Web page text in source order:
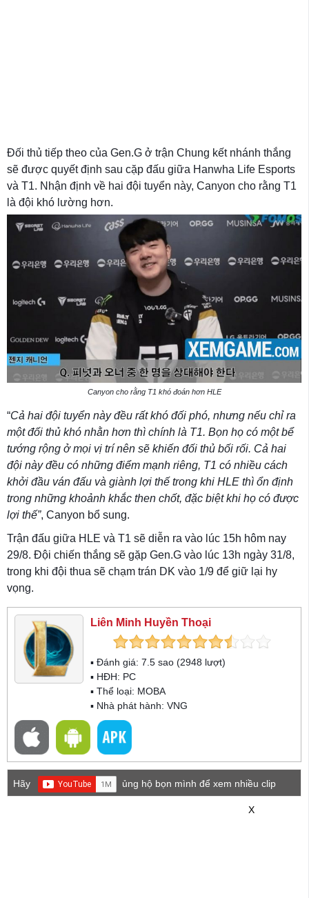
Đối thủ tiếp theo của Gen.G ở trận Chung kết nhánh thắng
sẽ được quyết định sau cặp đấu giữa Hanwha Life Esports
và T1. Nhận định về hai đội tuyển này, Canyon cho rằng T1
là đội khó lường hơn.
Canyon cho rằng T1 khó đoán hơn HLE
“Cả hai đội tuyển này đều rất khó đối phó, nhưng nếu chỉ ra
một đối thủ khó nhằn hơn thì chính là T1. Bọn họ có một bể
tướng rộng ở mọi vị trí nên sẽ khiến đối thủ bối rối. Cả hai
đội này đều có những điểm mạnh riêng, T1 có nhiều cách
khởi đầu ván đấu và giành lợi thế trong khi HLE thì ổn định
trong những khoảnh khắc then chốt, đặc biệt khi họ có được
lợi thế”, Canyon bổ sung.
Trận đấu giữa HLE và T1 sẽ diễn ra vào lúc 15h hôm nay
29/8. Đội chiến thắng sẽ gặp Gen.G vào lúc 13h ngày 31/8,
trong khi đội thua sẽ chạm trán DK vào 1/9 để giữ lại hy
vọng.
Liên Minh Huyền Thoại
▪ Đánh giá: 7.5 sao (2948 lượt)
▪ HĐH: PC
▪ Thể loại: MOBA
▪ Nhà phát hành: VNG
Hãy
ủng hộ bọn mình để xem nhiều clip
X